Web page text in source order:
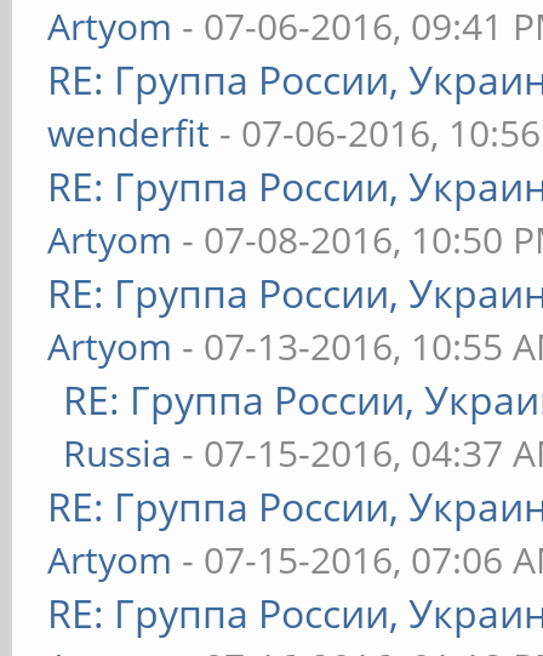
Artyom - 07-06-2016, 09:41
RE: Группа России,
wenderfit - 07-06-2016,
RE: Группа России,
Artyom - 07-08-2016, 10:50
RE: Группа России,
Artyom - 07-13-2016, 10:55
RE: Группа России,
Russia - 07-15-2016, 04:37
RE: Группа России,
Artyom - 07-15-2016, 07:06
RE: Группа России,